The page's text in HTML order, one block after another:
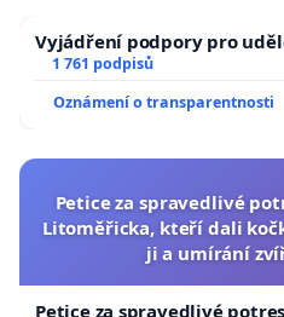
Vyjádření podpory pro
1 761 podpisů
Oznámení o transparentnosti
Petice za spravedlivé
Litoměřicka, kteří dali
ji a umírání
Petice za spravedlivé